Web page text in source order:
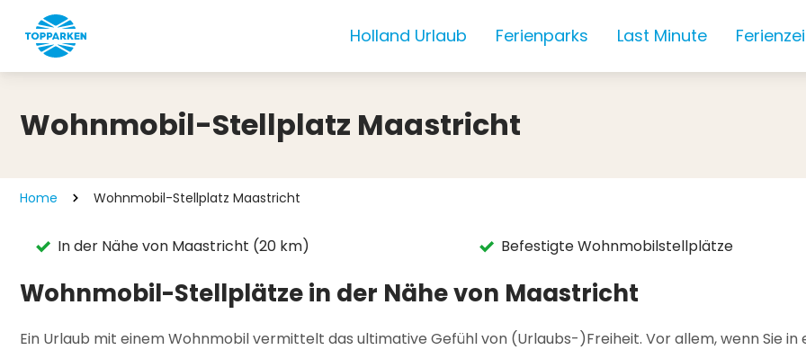
Holland Urlaub Ferienparks Last Minute
Wohnmobil-Stellplatz Maastricht
Home Wohnmobil-Stellplatz Maastricht
In der Nähe von Maastricht (20 km) Befestigte Wohnmobilstellplätze
Wohnmobil-Stellplätze in der Nähe von Maastricht
Ein Urlaub mit einem Wohnmobil vermittelt das ultimative Gefühl von (Urlaubs-)Freiheit. Vor allem, wenn Sie